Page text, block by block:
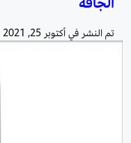
تم النشر فيأكتوبر 25, 2021